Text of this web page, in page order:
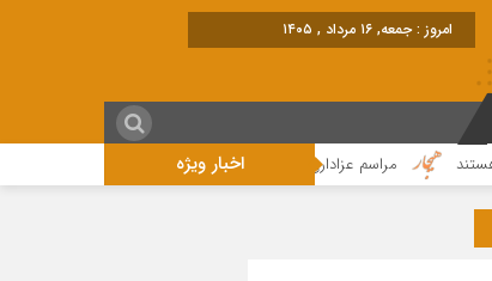
امروز : جمعه, ۱۶ مرداد , ۱۴۰۵
اخبار ویژه
مراسم عزاداری واقامه نماز در روز عاشورای حسینی در الیگودرز برگزار